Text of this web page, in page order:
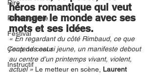
Rire
Récompense
Festival
Coup de coeur
Instructif
héros romantique qui veut
changer le monde avec ses
mots et ses idées.
« En regardant du côté Rimbaud, ce que
j’entends est si jeune, un manifeste debout
au centre d’un printemps vivant, violent,
actuel » Le metteur en scène, Laurent